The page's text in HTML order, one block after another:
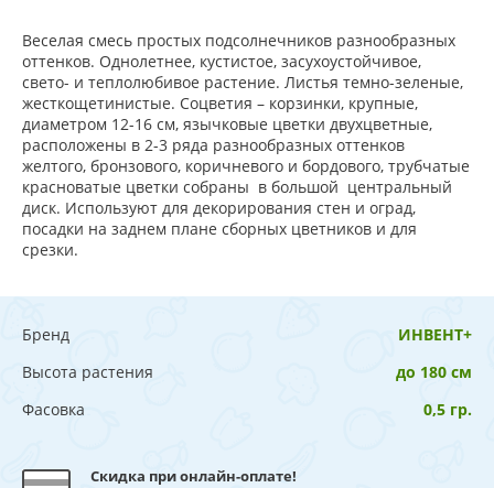
Веселая смесь простых подсолнечников разнообразных
оттенков. Однолетнее, кустистое, засухоустойчивое,
свето- и теплолюбивое растение. Листья темно-зеленые,
жесткощетинистые. Соцветия – корзинки, крупные,
диаметром 12-16 см, язычковые цветки двухцветные,
расположены в 2-3 ряда разнообразных оттенков
желтого, бронзового, коричневого и бордового, трубчатые
красноватые цветки собраны в большой центральный
диск. Используют для декорирования стен и оград,
посадки на заднем плане сборных цветников и для
срезки.
Бренд
ИНВЕНТ+
Высота растения
до 180 см
Фасовка
0,5 гр.
Скидка при онлайн-оплате!